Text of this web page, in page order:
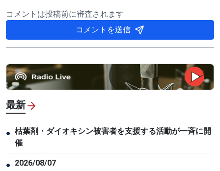
コメントは投稿前に審査されます
コメントを送信
最新
● 枯葉剤・ダイオキシン被害者を支援する活動が一斉に開
催
● 2026/08/07